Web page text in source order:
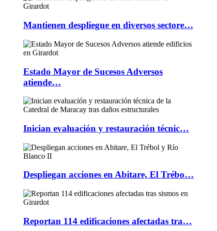
Mantienen despliegue en diversos sectore…
Estado Mayor de Sucesos Adversos
atiende…
Inician evaluación y restauración técnic…
Despliegan acciones en Abitare, El Trébo…
Reportan 114 edificaciones afectadas tra…